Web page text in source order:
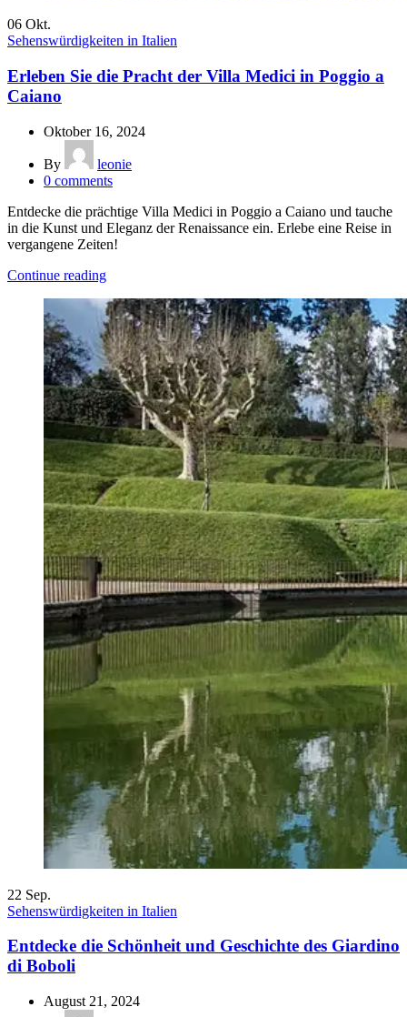
06 Okt.
Sehenswürdigkeiten in Italien
Erleben Sie die Pracht der Villa Medici in Poggio a
Caiano
Oktober 16, 2024
By
leonie
0 comments
Entdecke die prächtige Villa Medici in Poggio a Caiano und tauche
in die Kunst und Eleganz der Renaissance ein. Erlebe eine Reise in
vergangene Zeiten!
Continue reading
22 Sep.
Sehenswürdigkeiten in Italien
Entdecke die Schönheit und Geschichte des Giardino
di Boboli
August 21, 2024